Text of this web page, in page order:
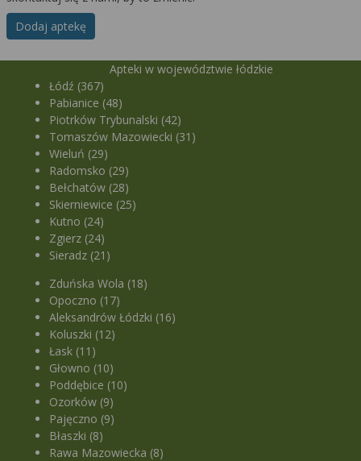
Dodaj aptekę
Apteki w województwie łódzkie
Łódź (367)
Pabianice (48)
Piotrków Trybunalski (42)
Tomaszów Mazowiecki (31)
Wieluń (29)
Radomsko (29)
Bełchatów (28)
Skierniewice (25)
Kutno (24)
Zgierz (24)
Sieradz (21)
Zduńska Wola (18)
Opoczno (17)
Aleksandrów Łódzki (16)
Koluszki (12)
Łask (11)
Głowno (10)
Poddębice (10)
Ozorków (9)
Pajęczno (9)
Błaszki (8)
Rawa Mazowiecka (8)